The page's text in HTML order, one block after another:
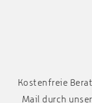
Kostenfreie
Mail durch